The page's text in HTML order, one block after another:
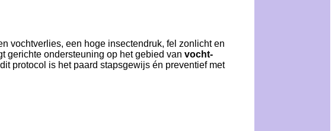
vochtverlies, een hoge insectendruk, fel zonlicht en
gerichte ondersteuning op het gebied van vocht-
protocol is het paard stapsgewijs én preventief met